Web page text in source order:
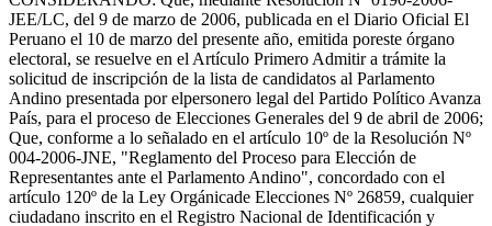
JEE/LC, del 9 de marzo de 2006, publicada en el Diario Oficial El
Peruano el 10 de marzo del presente año, emitida poreste órgano
electoral, se resuelve en el Artículo Primero Admitir a trámite la
solicitud de inscripción de la lista de candidatos al Parlamento
Andino presentada por elpersonero legal del Partido Político Avanza
País, para el proceso de Elecciones Generales del 9 de abril de 2006;
Que, conforme a lo señalado en el artículo 10º de la Resolución Nº
004-2006-JNE, "Reglamento del Proceso para Elección de
Representantes ante el Parlamento Andino", concordado con el
artículo 120º de la Ley Orgánicade Elecciones Nº 26859, cualquier
ciudadano inscrito en el Registro Nacional de Identificación y